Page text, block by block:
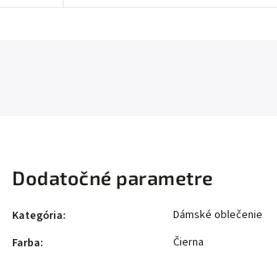
Dodatočné parametre
Kategória:
Dámské oblečenie
Farba:
Čierna